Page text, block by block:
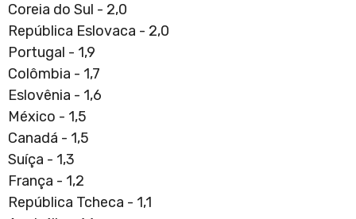
Coreia do Sul - 2,0
República Eslovaca - 2,0
Portugal - 1,9
Colômbia - 1,7
Eslovênia - 1,6
México - 1,5
Canadá - 1,5
Suíça - 1,3
França - 1,2
República Tcheca - 1,1